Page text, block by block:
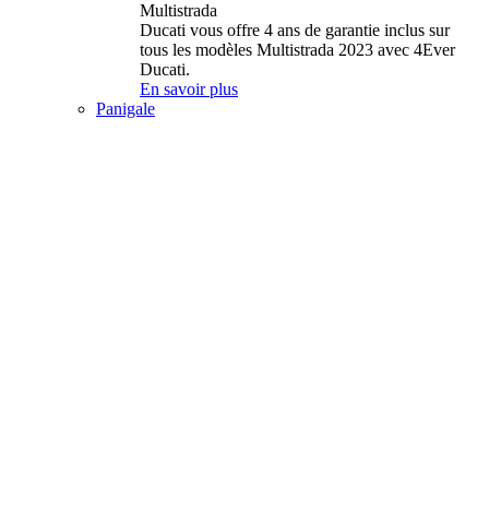
Multistrada
Ducati vous offre 4 ans de garantie inclus sur
tous les modèles Multistrada 2023 avec 4Ever
Ducati.
En savoir plus
Panigale